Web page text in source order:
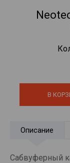
В
Описание
Сабвуферный